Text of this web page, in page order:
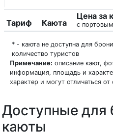
Тариф Каюта
Цена за
с
* - каюта не доступна для
количество туристов
Примечание: описание кают,
информация, площадь и
характер и могут отличаться от
Доступные для
каюты